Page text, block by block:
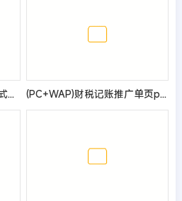
(自适应手机端)HTML5响应式品牌创新设计类网站pbootcms模板 营销策划公司网站源码 (PC+WAP)财税记账推广单页pbootcms网站模板 财务会计类落地页网站源码